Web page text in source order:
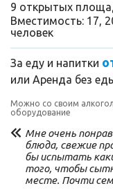
9 открытых
Вместимость: 17,
человек
За еду и напитки
или Аренда без
Можно со своим
оборудование
Мне очень
блюда, свежие
бы испытать
того, чтобы
месте. Почти